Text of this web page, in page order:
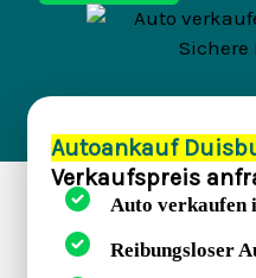
Autoankauf
Verkaufspreis
Auto verkaufen
Reibungsloser